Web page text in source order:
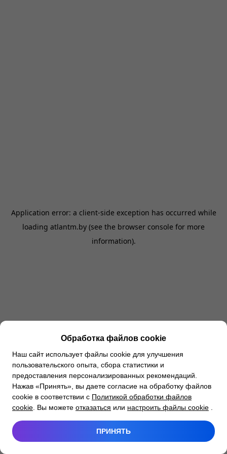
Application error: a client-side exception has occurred while
loading atlantm.by (see the browser console for more
information).
Обработка файлов cookie
Наш сайт использует файлы cookie для улучшения
пользовательского опыта, сбора статистики и
предоставления персонализированных рекомендаций.
Нажав «Принять», вы даете согласие на обработку файлов
cookie в соответствии с Политикой обработки файлов
cookie . Вы можете отказаться или настроить файлы cookie
ПРИНЯТЬ